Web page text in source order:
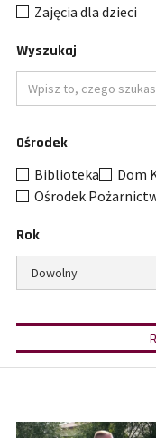
Zajęcia dla dzieci
Wyszukaj
to
czego
szukasz
Ośrodek
Biblioteka Dom
Ośrodek
Rok
Ogranicz
wybór
określonego
roku